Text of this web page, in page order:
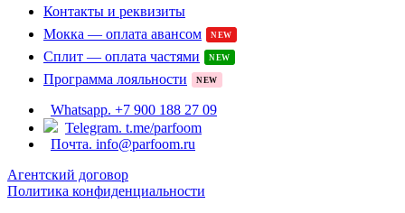
Контакты и реквизиты
Мокка — оплата авансом
NEW
Сплит — оплата частями NEW
Программа лояльности NEW
Whatsapp. +7 900 188 27 09
Telegram. t.me/parfoom
Почта. info@parfoom.ru
Агентский договор
Политика конфиденциальности